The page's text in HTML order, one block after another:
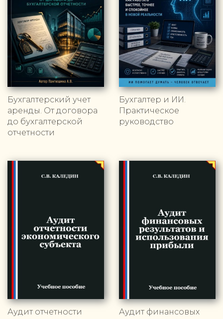
Бухгалтерский учет
аренды. От договора
до бухгалтерской
отчетности
Бухгалтер и ИИ.
Практическое
руководство
Аудит отчетности
Аудит финансовых